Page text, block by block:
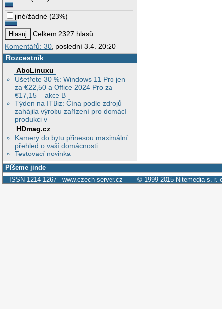
jiné/žádné (23%)
Celkem 2327 hlasů
Komentářů: 30, poslední 3.4. 20:20
Rozcestník
AbcLinuxu
Ušetřete 30 %: Windows 11 Pro jen
za €22,50 a Office 2024 Pro za
€17,15 – akce B
Týden na ITBiz: Čína podle zdrojů
zahájila výrobu zařízení pro domácí
produkci v
HDmag.cz
Kamery do bytu přinesou maximální
přehled o vaší domácnosti
Testovací novinka
Píšeme jinde
ISSN 1214-1267 www.czech-server.cz © 1999-2015 Nitemedia s. r.